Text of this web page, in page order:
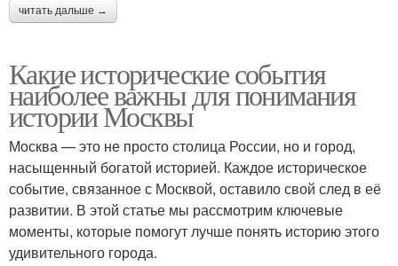
читать дальше →
Какие исторические события
наиболее важны для понимания
истории Москвы
Москва — это не просто столица России, но и город,
насыщенный богатой историей. Каждое историческое
событие, связанное с Москвой, оставило свой след в её
развитии. В этой статье мы рассмотрим ключевые
моменты, которые помогут лучше понять историю этого
удивительного города.